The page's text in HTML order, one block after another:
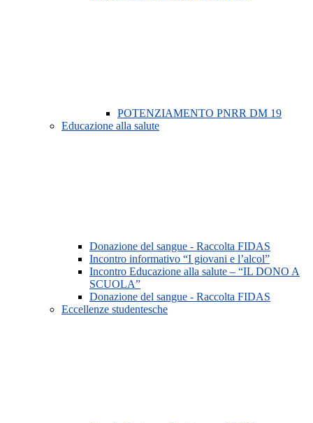
POTENZIAMENTO PNRR DM 19
Educazione alla salute
Donazione del sangue - Raccolta FIDAS
Incontro informativo “I giovani e l’alcol”
Incontro Educazione alla salute – “IL DONO A
SCUOLA”
Donazione del sangue - Raccolta FIDAS
Eccellenze studentesche